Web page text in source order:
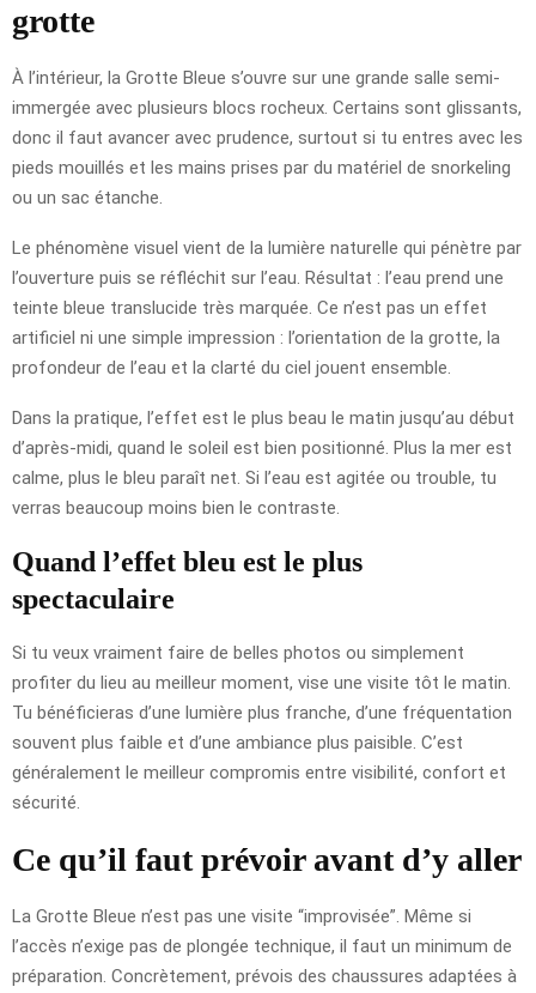
grotte
À l’intérieur, la Grotte Bleue s’ouvre sur une grande salle semi-
immergée avec plusieurs blocs rocheux. Certains sont glissants,
donc il faut avancer avec prudence, surtout si tu entres avec les
pieds mouillés et les mains prises par du matériel de snorkeling
ou un sac étanche.
Le phénomène visuel vient de la lumière naturelle qui pénètre par
l’ouverture puis se réfléchit sur l’eau. Résultat : l’eau prend une
teinte bleue translucide très marquée. Ce n’est pas un effet
artificiel ni une simple impression : l’orientation de la grotte, la
profondeur de l’eau et la clarté du ciel jouent ensemble.
Dans la pratique, l’effet est le plus beau le matin jusqu’au début
d’après-midi, quand le soleil est bien positionné. Plus la mer est
calme, plus le bleu paraît net. Si l’eau est agitée ou trouble, tu
verras beaucoup moins bien le contraste.
Quand l’effet bleu est le plus
spectaculaire
Si tu veux vraiment faire de belles photos ou simplement
profiter du lieu au meilleur moment, vise une visite tôt le matin.
Tu bénéficieras d’une lumière plus franche, d’une fréquentation
souvent plus faible et d’une ambiance plus paisible. C’est
généralement le meilleur compromis entre visibilité, confort et
sécurité.
Ce qu’il faut prévoir avant d’y aller
La Grotte Bleue n’est pas une visite “improvisée”. Même si
l’accès n’exige pas de plongée technique, il faut un minimum de
préparation. Concrètement, prévois des chaussures adaptées à